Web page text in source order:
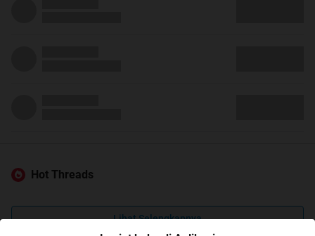
Hot Threads
Lihat Selengkapnya